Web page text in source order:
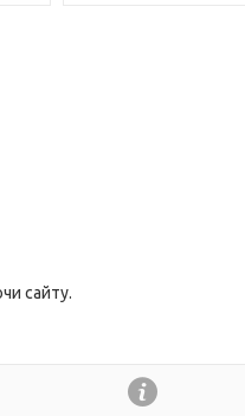
сайту.